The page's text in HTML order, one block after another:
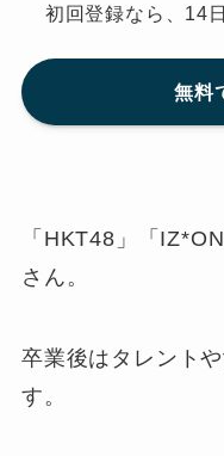
初回登録なら、14
無料
「HKT48」「
さん。
卒業後はタレント
す。